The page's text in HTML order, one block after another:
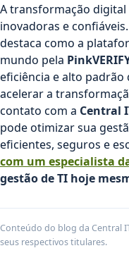
A transformação
inovadoras e
destaca como a
mundo pela
eficiência e alto padrão
acelerar a
contato com a Central
pode otimizar sua
eficientes, seguros e
com um especialista
gestão de TI hoje
Conteúdo do blog da Central
seus respectivos titulares.